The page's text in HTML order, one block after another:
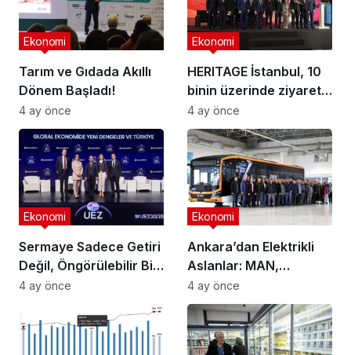
Tarım ve Gıdada Akıllı
Dönem Başladı!
Ekonomi
4 ay önce
HERITAGE İstanbul, 10
binin üzerinde ziyaretçi
ağırladı
Ekonomi
4 ay önce
Sermaye Sadece Getiri
Değil, Öngörülebilir Bir
Ortam Arıyor
Ekonomi
4 ay önce
Ankara’dan Elektrikli
Aslanlar: MAN,
Ankara’daki
fabrikasında eBus
üretimine başladı
Ekonomi
4 ay önce